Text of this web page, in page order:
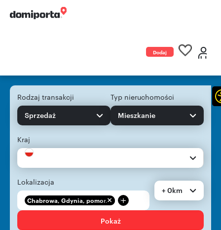
Dodaj
Rodzaj transakcji
Sprzedaż
Typ nieruchomości
Mieszkanie
Kraj
Lokalizacja
Chabrowa, Gdynia, pomor... +
+ 0km
Pokaż